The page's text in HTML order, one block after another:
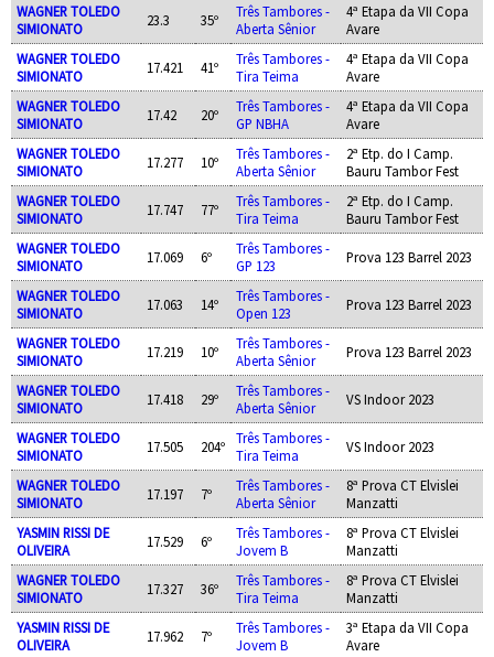
WAGNER TOLEDO
SIMIONATO
23.3 35º
Três Tambores -
Aberta Sênior
4ª Etapa da VII Copa
Avare
WAGNER TOLEDO
SIMIONATO
17.421 41º
Três Tambores -
Tira Teima
4ª Etapa da VII Copa
Avare
WAGNER TOLEDO
SIMIONATO
17.42 20º
Três Tambores -
GP NBHA
4ª Etapa da VII Copa
Avare
WAGNER TOLEDO
SIMIONATO
17.277 10º
Três Tambores -
Aberta Sênior
2ª Etp. do I Camp.
Bauru Tambor Fest
WAGNER TOLEDO
SIMIONATO
17.747 77º
Três Tambores -
Tira Teima
2ª Etp. do I Camp.
Bauru Tambor Fest
WAGNER TOLEDO
SIMIONATO
17.069 6º
Três Tambores -
GP 123
Prova 123 Barrel 2023
WAGNER TOLEDO
SIMIONATO
17.063 14º
Três Tambores -
Open 123
Prova 123 Barrel 2023
WAGNER TOLEDO
SIMIONATO
17.219 10º
Três Tambores -
Aberta Sênior
Prova 123 Barrel 2023
WAGNER TOLEDO
SIMIONATO
17.418 29º
Três Tambores -
Aberta Sênior
VS Indoor 2023
WAGNER TOLEDO
SIMIONATO
17.505 204º
Três Tambores -
Tira Teima
VS Indoor 2023
WAGNER TOLEDO
SIMIONATO
17.197 7º
Três Tambores -
Aberta Sênior
8ª Prova CT Elvislei
Manzatti
YASMIN RISSI DE
OLIVEIRA
17.529 6º
Três Tambores -
Jovem B
8ª Prova CT Elvislei
Manzatti
WAGNER TOLEDO
SIMIONATO
17.327 36º
Três Tambores -
Tira Teima
8ª Prova CT Elvislei
Manzatti
YASMIN RISSI DE
OLIVEIRA
17.962 7º
Três Tambores -
Jovem B
3ª Etapa da VII Copa
Avare